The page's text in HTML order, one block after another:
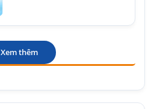
Xem thêm